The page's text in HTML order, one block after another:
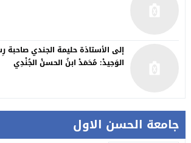
جامعة الحسن الاول
إلى الأستاذة
الوَحِيدْ: مُحَمَدْ ابنُ الحسنْ الجُنْدِي